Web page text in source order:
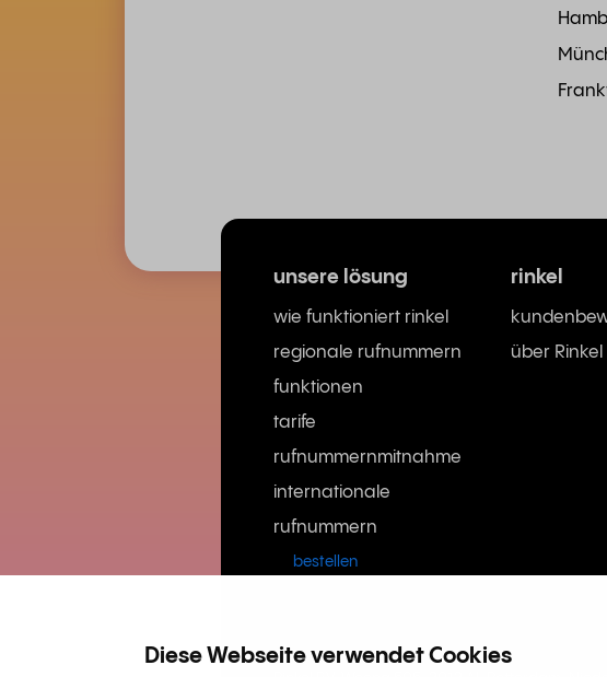
Diese Webseite verwendet Cookies
unsere lösung
wie funktioniert rinkel
regionale rufnummern
funktionen
tarife
rufnummernmitnahme
internationale
rufnummern
bestellen
rinkel
über Rinkel